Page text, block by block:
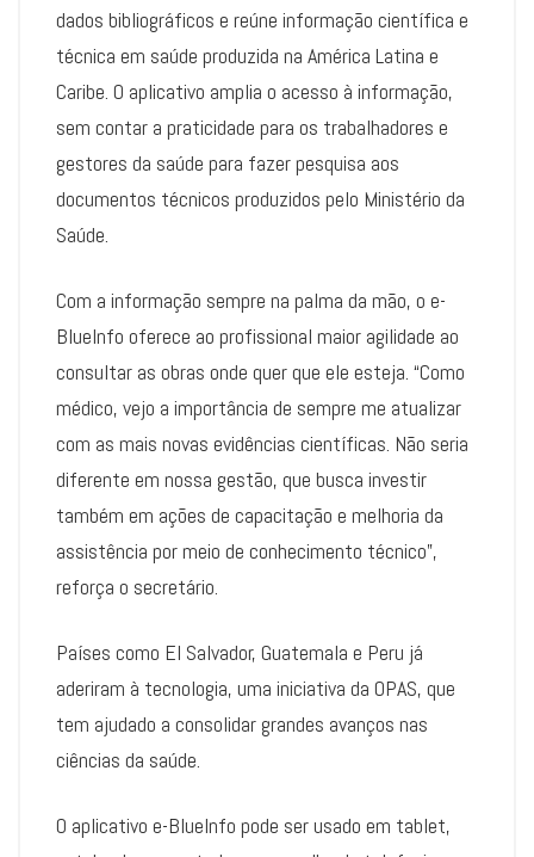
dados bibliográficos e reúne informação científica e
técnica em saúde produzida na América Latina e
Caribe. O aplicativo amplia o acesso à informação,
sem contar a praticidade para os trabalhadores e
gestores da saúde para fazer pesquisa aos
documentos técnicos produzidos pelo Ministério da
Saúde.
Com a informação sempre na palma da mão, o e-
BlueInfo oferece ao profissional maior agilidade ao
consultar as obras onde quer que ele esteja. “Como
médico, vejo a importância de sempre me atualizar
com as mais novas evidências científicas. Não seria
diferente em nossa gestão, que busca investir
também em ações de capacitação e melhoria da
assistência por meio de conhecimento técnico”,
reforça o secretário.
Países como El Salvador, Guatemala e Peru já
aderiram à tecnologia, uma iniciativa da OPAS, que
tem ajudado a consolidar grandes avanços nas
ciências da saúde.
O aplicativo e-BlueInfo pode ser usado em tablet,